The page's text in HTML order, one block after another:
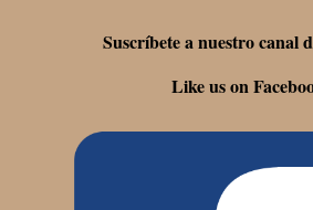
Suscríbete a nuestro canal
Like us on